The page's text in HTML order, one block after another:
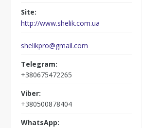
http://www.shelik.com.ua
shelikpro@gmail.com
+380675472265
+380500878404